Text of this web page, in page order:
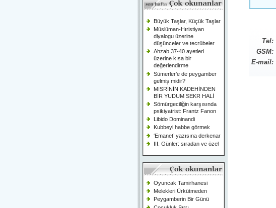
Büyük Taşlar, Küçük Taşlar
Müslüman-Hıristiyan
diyalogu üzerine
düşünceler ve tecrübeler
Ahzab 37-40 ayetleri
üzerine kısa bir
değerlendirme
Sümerler’e de peygamber
gelmiş midir?
MISRİNİN KADEHİNDEN
BİR YUDUM SEKR HALİ
Sömürgeciliğin karşısında
psikiyatrist: Frantz Fanon
Libido Dominandi
Kubbeyi habbe görmek
‘Emanet’ yazısına derkenar
III. Günler: sıradan ve özel
Oyuncak Tamirhanesi
Melekleri Ürkütmeden
Peygamberin Bir Günü
Tel:
GSM:
E-mail: